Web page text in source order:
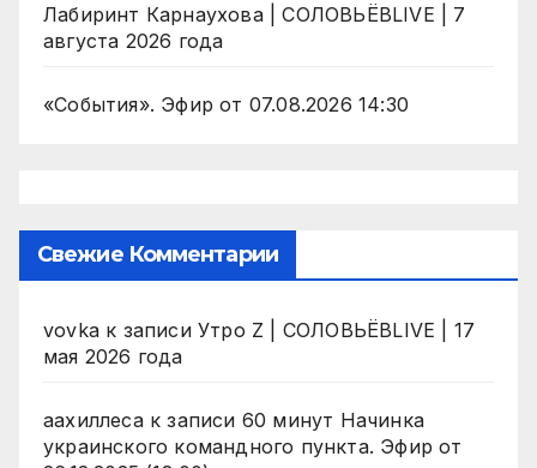
Лабиринт Карнаухова | СОЛОВЬЁВLIVE | 7
августа 2026 года
«События». Эфир от 07.08.2026 14:30
Свежие Комментарии
vovka к записи Утро Z | СОЛОВЬЁВLIVE | 17
мая 2026 года
аахиллесак записи 60 минут Начинка
украинского командного пункта. Эфир от